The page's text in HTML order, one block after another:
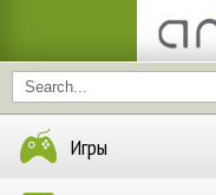
Игры